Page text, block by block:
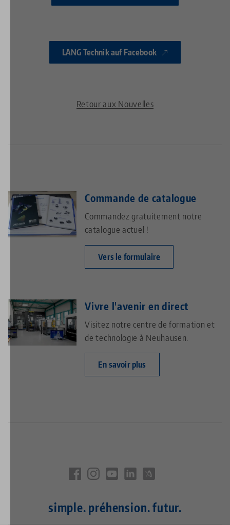
LANG Technik auf Facebook
Retour aux Nouvelles
Commande de catalogue
Commandez gratuitement notre
catalogue actuel !
Vers le formulaire
Vivre l'avenir en direct
Visitez notre centre de formation et
de technologie à Neuhausen.
En savoir plus
simple. préhension. futur.